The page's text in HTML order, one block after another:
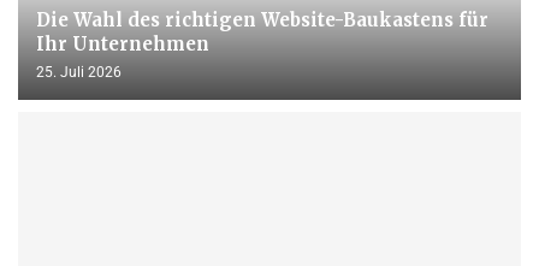
Die Wahl des richtigen Website-Baukastens für
Ihr Unternehmen
25. Juli 2026